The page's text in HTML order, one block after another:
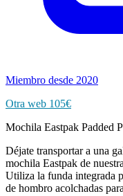
Miembro desde 2020
Otra web 105€
Mochila Eastpak Padded
Déjate transportar a una
mochila Eastpak de
Utiliza la funda integrada
de hombro acolchadas